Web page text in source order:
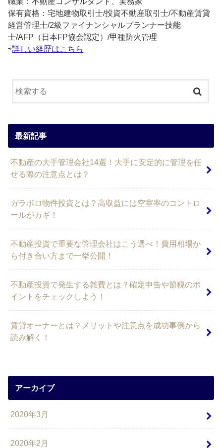
保有資格：宅地建物取引士/投資不動産取引士/不動産賃貸
経営管理士/2級ファイナンシャルプランナー技能
士/AFP（日本FP協会認定）/甲種防火管理
⇨詳しい経歴はこちら
最新記事
不動産の大手管理会社14選！大手に安定的に管理を任
せる際の注意点とは？
ガラボロ物件投資とは？高収益には空室率のコントロ
ールがカギ！
不動産投資で重要な管理会社はこう選べ！費用相場か
ら付き合い方まで一挙公開！
不動産投資で発生する雑費とは？確定申告や節税のポ
イントをチェックしよう！
賃貸オーナーとは？メリットや注意点を成功事例から
読み解く！
アーカイブ
2020年3月
2020年2月